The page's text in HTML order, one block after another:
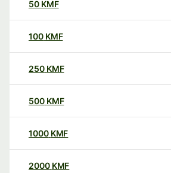
50 KMF
100 KMF
250 KMF
500 KMF
1000 KMF
2000 KMF